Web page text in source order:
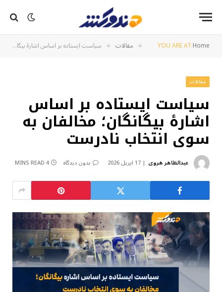
YOU ARE AT:Home
» مقالات » سیاست ایستاده بر اساس اشارۀ بیگانگان؛ مخالفان به سوی انتخاب نادرست
مقالات
سیاست ایستاده بر اساس
اشارۀ بیگانگان؛ مخالفان به
سوی انتخاب نادرست
عبدالظاهر هروی 17 اپریل 2026 بدون دیدگاه 4 MINS READ